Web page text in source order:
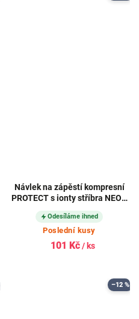
Návlek na zápěstí kompresní
PROTECT s ionty stříbra NEON
ŽLUTÝ
Odesíláme ihned
Poslední kusy
101 Kč/ ks
–12 %